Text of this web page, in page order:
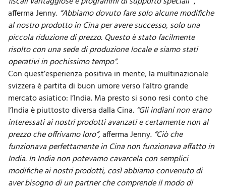
afferma Jenny. “Abbiamo dovuto fare solo alcune modifiche
al nostro prodotto in Cina per avere successo, solo una
piccola riduzione di prezzo. Questo è stato facilmente
risolto con una sede di produzione locale e siamo stati
operativi in pochissimo tempo”.
Con quest’esperienza positiva in mente, la multinazionale
svizzera è partita di buon umore versol’altro grande
mercato asiatico: l’India. Ma presto si sono resi conto che
l’India è piuttosto diversa dalla Cina. “Gli indiani non erano
interessati ai nostri prodotti avanzati e certamente non al
prezzo che offrivamo loro”, afferma Jenny. “Ciò che
funzionava perfettamente in Cina non funzionava affatto in
India. In India non potevamo cavarcela con semplici
modifiche ai nostri prodotti, così abbiamo convenuto di
aver bisogno di un partner che comprende il modo di